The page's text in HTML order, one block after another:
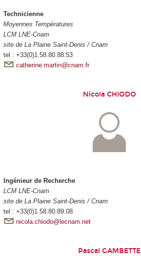
Technicienne
Moyennes Températures
LCM LNE-Cnam
site de La Plaine Saint-Denis / Cnam
tel : +33(0)1.58.80.88.53
catherine.martin@cnam.fr
Nicola CHIODO
Ingénieur de Recherche
LCM LNE-Cnam
site de La Plaine Saint-Denis / Cnam
tel : +33(0)1.58.80.89.08
nicola.chiodo@lecnam.net
Pascal GAMBETTE